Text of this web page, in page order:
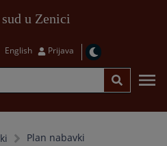
u Zenici
English Prijava
Plan nabavki